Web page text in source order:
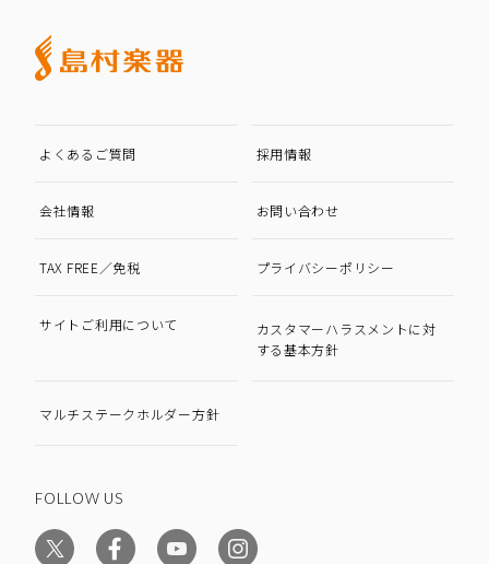
よくあるご質問 採用情報
会社情報 お問い合わせ
TAX FREE／免税 プライバシーポリシー
サイトご利用について
カスタマーハラスメントに対
する基本方針
マルチステークホルダー方針
FOLLOW US